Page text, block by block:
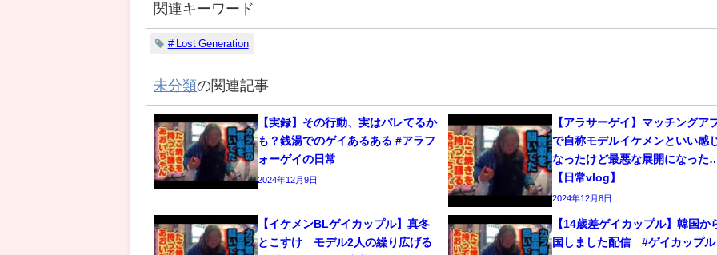
関連キーワード
# Lost Generation
未分類の関連記事
【実録】その行動、実はバレてるか
も？銭湯でのゲイあるある #アラフ
ォーゲイの日常
2024年12月9日
【アラサーゲイ】マッチングア
で自称モデルイケメンといい感
なったけど最悪な展開になった
【日常vlog】
2024年12月8日
【イケメンBLゲイカップル】真冬
とこすけ モデル2人の繰り広げる
【14歳差ゲイカップル】韓国か
国しました配信 #ゲイカップル